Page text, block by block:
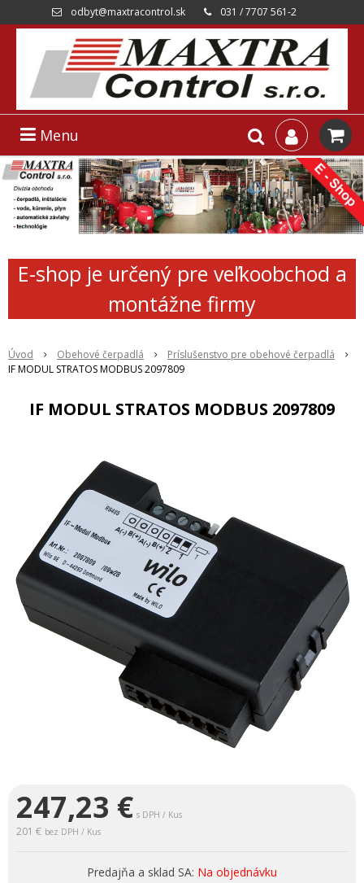
odbyt@maxtracontrol.sk 031 / 7707 561-2
Menu
E-shop je určený pre veľkoobchod a
montážne firmy
Úvod Obehové čerpadlá
Príslušenstvo pre obehové čerpadlá
IF MODUL STRATOS MODBUS 2097809
IF MODUL STRATOS MODBUS 2097809
247,23 € s DPH / Kus
201 € bez DPH / Kus
Predajňa a sklad SA: Na objednávku